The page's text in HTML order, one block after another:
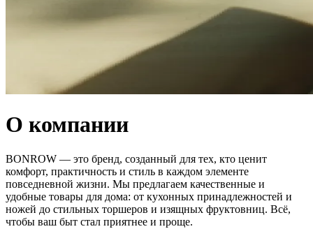
О компании
BONROW — это бренд, созданный для тех, кто ценит
комфорт, практичность и стиль в каждом элементе
повседневной жизни. Мы предлагаем качественные и
удобные товары для дома: от кухонных принадлежностей и
ножей до стильных торшеров и изящных фруктовниц. Всё,
чтобы ваш быт стал приятнее и проще.